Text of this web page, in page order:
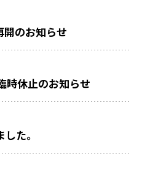
開のお知らせ
時休止のお知らせ
た。